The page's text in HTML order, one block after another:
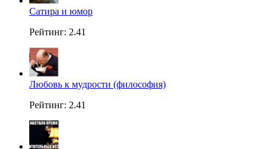
Сатира и юмор
Рейтинг: 2.41
Любовь к мудрости (философия)
Рейтинг: 2.41